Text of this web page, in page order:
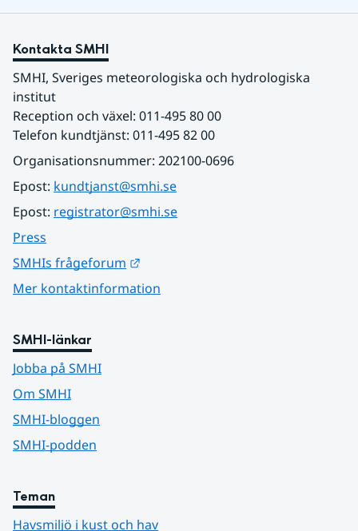
Kontakta SMHI
SMHI, Sveriges meteorologiska och hydrologiska
institut
Reception och växel: 011-495 80 00
Telefon kundtjänst: 011-495 82 00
Organisationsnummer: 202100-0696
Epost: kundtjanst@smhi.se
Epost: registrator@smhi.se
Press
SMHIs frågeforum
Mer kontaktinformation
SMHI-länkar
Jobba på SMHI
Om SMHI
SMHI-bloggen
SMHI-podden
Teman
Havsmiljö i kust och hav